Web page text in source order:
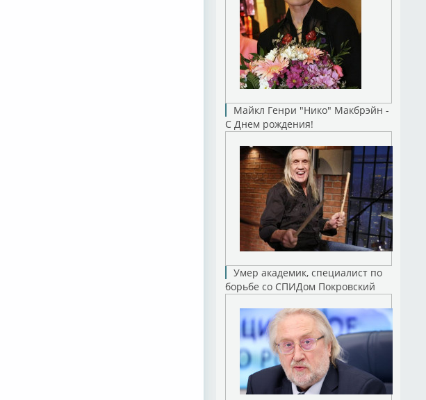
Майкл Генри "Нико" Макбрэйн -
С Днем рождения!
Умер академик, специалист по
борьбе со СПИДом Покровский